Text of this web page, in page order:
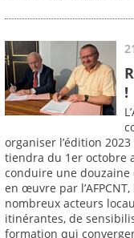
!
organiser l’édition
tiendra du 1er octobre
conduire une douzaine
en œuvre par
nombreux acteurs
itinérantes, de
formation qui